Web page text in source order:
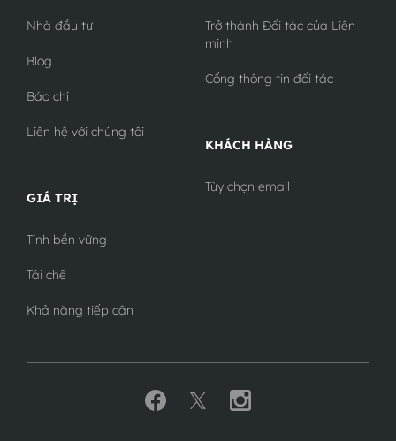
Nhà đầu tư
Blog
Báo chí
Liên hệ với chúng tôi
GIÁ TRỊ
Tính bền vững
Tái chế
Khả năng tiếp cận
Trở thành Đối tác của Liên
minh
Cổng thông tin đối tác
KHÁCH HÀNG
Tùy chọn email